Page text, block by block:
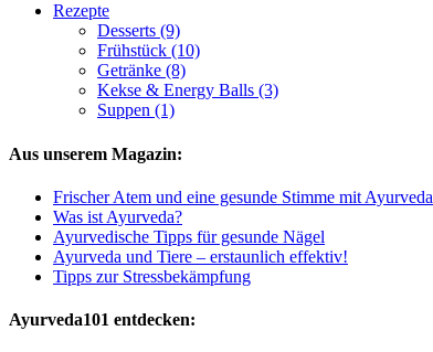
Rezepte
Desserts (9)
Frühstück (10)
Getränke (8)
Kekse & Energy Balls (3)
Suppen (1)
Aus unserem Magazin:
Frischer Atem und eine gesunde Stimme mit Ayurveda
Was ist Ayurveda?
Ayurvedische Tipps für gesunde Nägel
Ayurveda und Tiere – erstaunlich effektiv!
Tipps zur Stressbekämpfung
Ayurveda101 entdecken: